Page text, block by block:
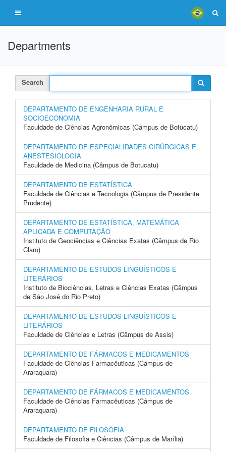
Departments
Search
DEPARTAMENTO DE ENGENHARIA RURAL E
SOCIOECONOMIA
Faculdade de Ciências Agronômicas (Câmpus de Botucatu)
DEPARTAMENTO DE ESPECIALIDADES CIRÚRGICAS E
ANESTESIOLOGIA
Faculdade de Medicina (Câmpus de Botucatu)
DEPARTAMENTO DE ESTATÍSTICA
Faculdade de Ciências e Tecnologia (Câmpus de Presidente
Prudente)
DEPARTAMENTO DE ESTATÍSTICA, MATEMÁTICA
APLICADA E COMPUTAÇÃO
Instituto de Geociências e Ciências Exatas (Câmpus de Rio
Claro)
DEPARTAMENTO DE ESTUDOS LINGUÍSTICOS E
LITERÁRIOS
Instituto de Biociências, Letras e Ciências Exatas (Câmpus
de São José do Rio Preto)
DEPARTAMENTO DE ESTUDOS LINGUÍSTICOS E
LITERÁRIOS
Faculdade de Ciências e Letras (Câmpus de Assis)
DEPARTAMENTO DE FÁRMACOS E MEDICAMENTOS
Faculdade de Ciências Farmacêuticas (Câmpus de
Araraquara)
DEPARTAMENTO DE FÁRMACOS E MEDICAMENTOS
Faculdade de Ciências Farmacêuticas (Câmpus de
Araraquara)
DEPARTAMENTO DE FILOSOFIA
Faculdade de Filosofia e Ciências (Câmpus de Marília)